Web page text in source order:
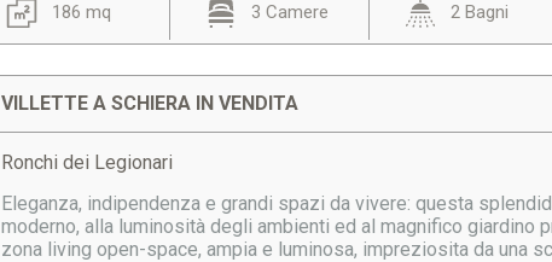
186 mq 3 Camere 2 Bagni
VILLETTE A SCHIERA IN VENDITA
Ronchi dei Legionari
Eleganza, indipendenza e grandi spazi da vivere: questa
moderno, alla luminosità degli ambienti ed al magnifico giardino
zona living open-space, ampia e luminosa, impreziosita da una